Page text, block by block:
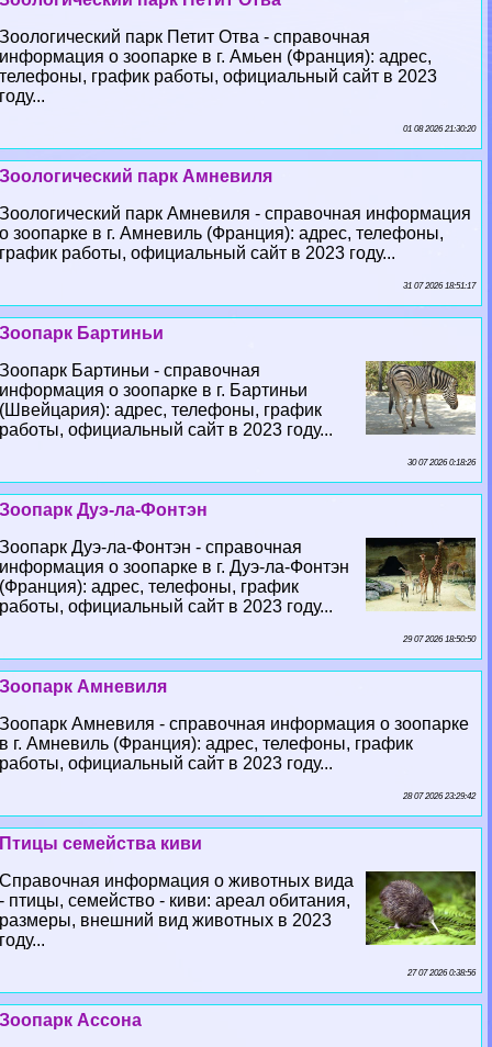
Зоологический парк Петит Отва - справочная
информация о зоопарке в г. Амьен (Франция): адрес,
телефоны, график работы, официальный сайт в 2023
году...
01 08 2026 21:30:20
Зоологический парк Амневиля
Зоологический парк Амневиля - справочная информация
о зоопарке в г. Амневиль (Франция): адрес, телефоны,
график работы, официальный сайт в 2023 году...
31 07 2026 18:51:17
Зоопарк Бартиньи
Зоопарк Бартиньи - справочная
информация о зоопарке в г. Бартиньи
(Швейцария): адрес, телефоны, график
работы, официальный сайт в 2023 году...
30 07 2026 0:18:26
Зоопарк Дуэ-ла-Фонтэн
Зоопарк Дуэ-ла-Фонтэн - справочная
информация о зоопарке в г. Дуэ-ла-Фонтэн
(Франция): адрес, телефоны, график
работы, официальный сайт в 2023 году...
29 07 2026 18:50:50
Зоопарк Амневиля
Зоопарк Амневиля - справочная информация о зоопарке
в г. Амневиль (Франция): адрес, телефоны, график
работы, официальный сайт в 2023 году...
28 07 2026 23:29:42
Птицы семейства киви
Справочная информация о животных вида
- птицы, семейство - киви: ареал обитания,
размеры, внешний вид животных в 2023
году...
27 07 2026 0:38:56
Зоопарк Ассона